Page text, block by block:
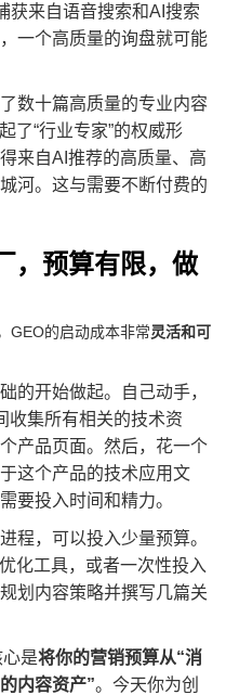
获来自语音搜索和AI搜索
一个高质量的询盘就可能
数十篇高质量的专业内容
了“行业专家”的权威形
来自AI推荐的高质量、高
河。这与需要不断付费的
，预算有限，做
GEO的启动成本非常灵活和可
的开始做起。自己动手，
收集所有相关的技术资
产品页面。然后，花一个
这个产品的技术应用文
要投入时间和精力。
程，可以投入少量预算。
化工具，或者一次性投入
划内容策略并撰写几篇关
心是将你的营销预算从“消
内容资产”。今天你为创